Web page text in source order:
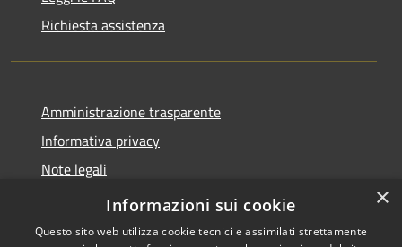
Richiesta assistenza
Amministrazione trasparente
Informativa privacy
Note legali
Dichiarazione di accessibilità
×
Informazioni sui cookie
Questo sito web utilizza cookie tecnici e assimilati strettamente